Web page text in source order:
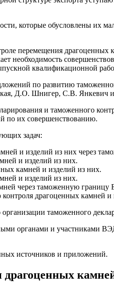
которые обусловлены их
перемещения
необходимость
квалификационной
по развитию
Д.О. Шнигер, С.В. Янкевич
и таможенного
по их совершенствованию.
задач:
и изделий из них через
и изделий из них.
камней и изделий из них.
и изделий из них.
через таможенную границу
драгоценных камней и
таможенного
органами и участниками
источников и приложений.